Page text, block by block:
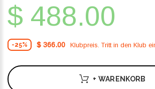
$ 488.00
-25% $ 366.00 Klubpreis. Tritt in den Klub
+ WARENKORB